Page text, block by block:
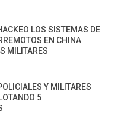
LOS SISTEMAS DE
EN CHINA
MILITARES
Y MILITARES
5